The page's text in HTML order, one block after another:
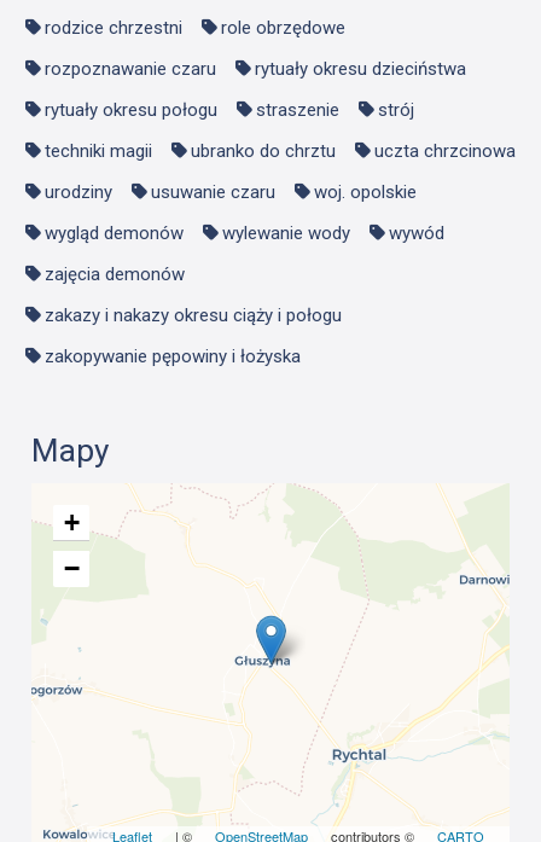
rodzice chrzestni
role obrzędowe
rozpoznawanie czaru
rytuały okresu dzieciństwa
rytuały okresu połogu
straszenie
strój
techniki magii
ubranko do chrztu
uczta chrzcinowa
urodziny
usuwanie czaru
woj. opolskie
wygląd demonów
wylewanie wody
wywód
zajęcia demonów
zakazy i nakazy okresu ciąży i połogu
zakopywanie pępowiny i łożyska
Mapy
+
−
Leaflet | © OpenStreetMap contributors © CARTO